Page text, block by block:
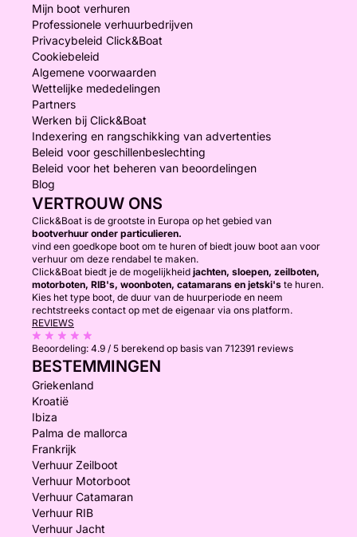
Mijn boot verhuren
Professionele verhuurbedrijven
Privacybeleid Click&Boat
Cookiebeleid
Algemene voorwaarden
Wettelijke mededelingen
Partners
Werken bij Click&Boat
Indexering en rangschikking van advertenties
Beleid voor geschillenbeslechting
Beleid voor het beheren van beoordelingen
Blog
VERTROUW ONS
Click&Boat is de grootste in Europa op het gebied van
bootverhuur onder particulieren.
vind een goedkope boot om te huren of biedt jouw boot aan voor
verhuur om deze rendabel te maken.
Click&Boat biedt je de mogelijkheid jachten, sloepen, zeilboten,
motorboten, RIB's, woonboten, catamarans en jetski's te huren.
Kies het type boot, de duur van de huurperiode en neem
rechtstreeks contact op met de eigenaar via ons platform.
REVIEWS
Beoordeling: 4.9 / 5 berekend op basis van 712391 reviews
BESTEMMINGEN
Griekenland
Kroatië
Ibiza
Palma de mallorca
Frankrijk
Verhuur Zeilboot
Verhuur Motorboot
Verhuur Catamaran
Verhuur RIB
Verhuur Jacht